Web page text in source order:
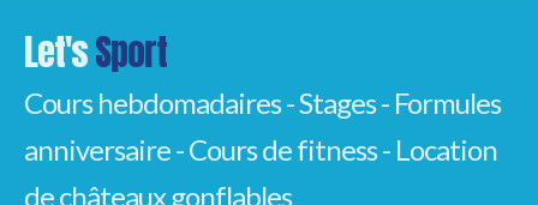
Let'sSport
Cours hebdomadaires - Stages - Formules
anniversaire - Cours de fitness - Location
de châteaux gonflables